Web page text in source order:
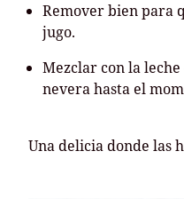
Remover bien para
jugo.
Mezclar con la
nevera hasta el
Una delicia donde las